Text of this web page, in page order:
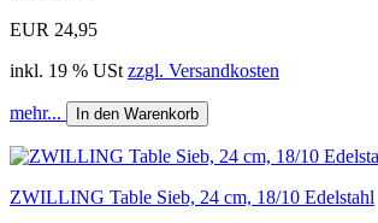
EUR 24,95
inkl. 19 % USt zzgl. Versandkosten
mehr... In den Warenkorb
ZWILLING Table Sieb, 24 cm, 18/10 Edelstahl